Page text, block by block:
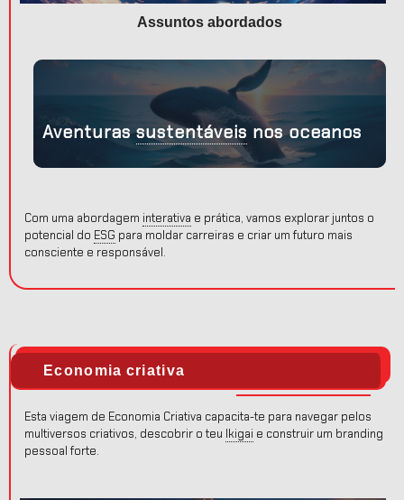
Assuntos abordados
Aventuras sustentáveis nos oceanos
Com uma abordagem interativa e prática, vamos explorar juntos o
potencial do ESG para moldar carreiras e criar um futuro mais
consciente e responsável.
Economia criativa
Esta viagem de Economia Criativa capacita-te para navegar pelos
multiversos criativos, descobrir o teu Ikigai e construir um branding
pessoal forte.